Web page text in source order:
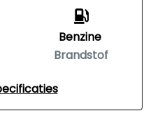
Benzine
Brandstof